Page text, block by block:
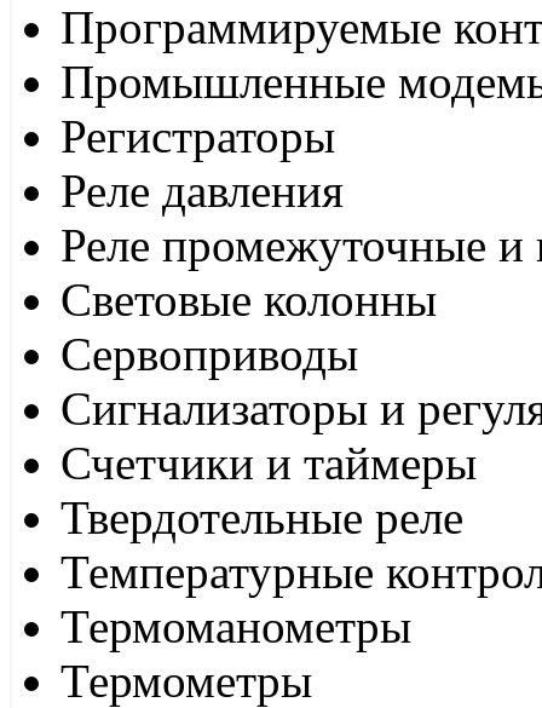
Программируемые
Промышленные
Регистраторы
Реле давления
Реле промежуточные и
Световые колонны
Сервоприводы
Сигнализаторы и
Счетчики и таймеры
Твердотельные реле
Температурные
Термоманометры
Термометры